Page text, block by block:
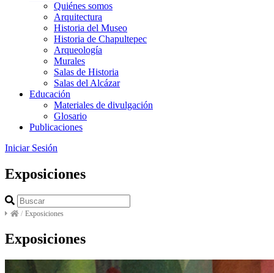
Quiénes somos
Arquitectura
Historia del Museo
Historia de Chapultepec
Arqueología
Murales
Salas de Historia
Salas del Alcázar
Educación
Materiales de divulgación
Glosario
Publicaciones
Iniciar Sesión
Exposiciones
/ Exposiciones
Exposiciones